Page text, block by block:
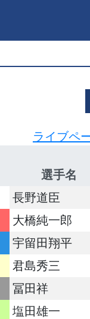
ライブペ
選手名
長野道臣
大橋純一郎
宇留田翔平
君島秀三
冨田祥
塩田雄一